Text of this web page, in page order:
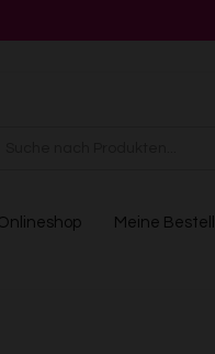
Meine